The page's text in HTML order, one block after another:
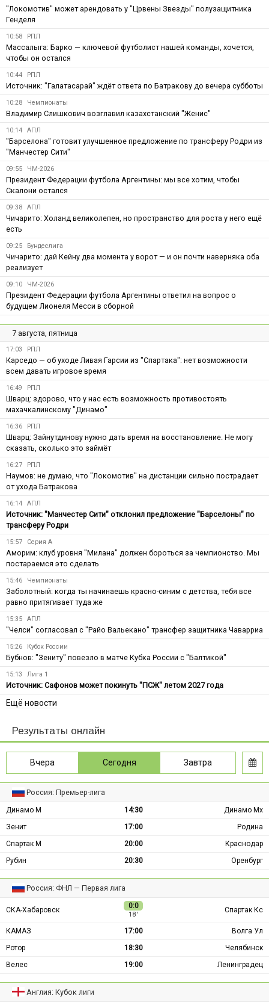
"Локомотив" может арендовать у "Црвены Звезды" полузащитника
Генделя
10:58 РПЛ
Массалыга: Барко — ключевой футболист нашей команды, хочется,
чтобы он остался
10:44 РПЛ
Источник: "Галатасарай" ждёт ответа по Батракову до вечера субботы
10:28 Чемпионаты
Владимир Слишкович возглавил казахстанский "Женис"
10:14 АПЛ
"Барселона" готовит улучшенное предложение по трансферу Родри из
"Манчестер Сити"
09:55 ЧМ-2026
Президент Федерации футбола Аргентины: мы все хотим, чтобы
Скалони остался
09:38 АПЛ
Чичарито: Холанд великолепен, но пространство для роста у него ещё
есть
09:25 Бундеслига
Чичарито: дай Кейну два момента у ворот — и он почти наверняка оба
реализует
09:10 ЧМ-2026
Президент Федерации футбола Аргентины ответил на вопрос о
будущем Лионеля Месси в сборной
7 августа, пятница
17:03 РПЛ
Карседо — об уходе Ливая Гарсии из "Спартака": нет возможности
всем давать игровое время
16:49 РПЛ
Шварц: здорово, что у нас есть возможность противостоять
махачкалинскому "Динамо"
16:36 РПЛ
Шварц: Зайнутдинову нужно дать время на восстановление. Не могу
сказать, сколько это займёт
16:27 РПЛ
Наумов: не думаю, что "Локомотив" на дистанции сильно пострадает
от ухода Батракова
16:14 АПЛ
Источник: "Манчестер Сити" отклонил предложение "Барселоны" по
трансферу Родри
15:57 Серия А
Аморим: клуб уровня "Милана" должен бороться за чемпионство. Мы
постараемся это сделать
15:46 Чемпионаты
Заболотный: когда ты начинаешь красно-синим с детства, тебя все
равно притягивает туда же
15:35 АПЛ
"Челси" согласовал с "Райо Вальекано" трансфер защитника Чаварриа
15:26 Кубок России
Бубнов: "Зениту" повезло в матче Кубка России с "Балтикой"
15:13 Лига 1
Источник: Сафонов может покинуть "ПСЖ" летом 2027 года
Ещё новости
Результаты онлайн
Вчера Сегодня Завтра
Россия: Премьер-лига
Динамо М 14:30
Динамо Мх
Зенит
17:00
Родина
Спартак М
20:00
Краснодар
Рубин
20:30 Оренбург
Россия: ФНЛ — Первая лига
СКА-Хабаровск 0:0
18 ′
Спартак Кс
КАМАЗ 17:00
Волга Ул
Ротор
18:30
Челябинск
Велес
19:00 Ленинградец
Англия: Кубок лиги